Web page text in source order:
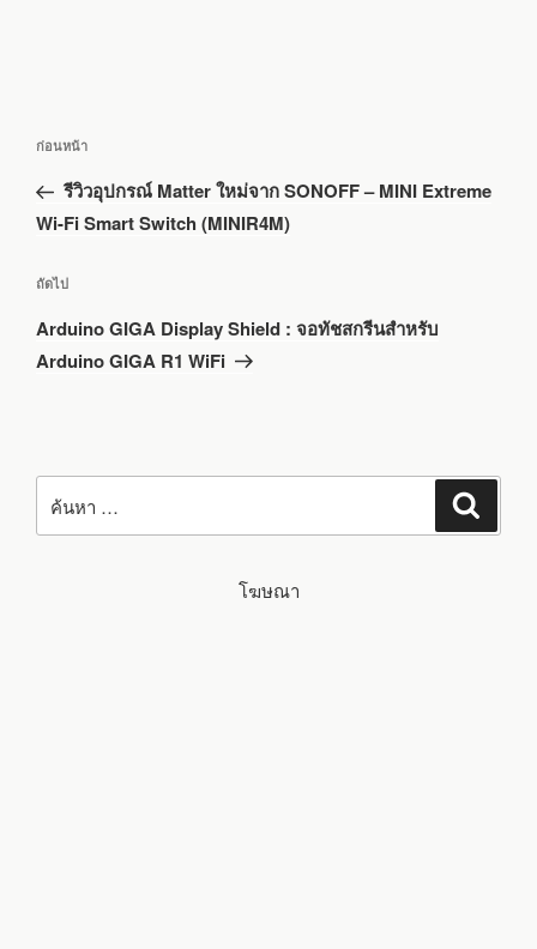
เรื่อง
เรื่อง
ก่อน
ก่อนหน้า
รีวิวอุปกรณ์ Matter ใหม่จาก SONOFF – MINI Extreme
Wi-Fi Smart Switch (MINIR4M)
เรื่อง
ถัดไป
Arduino GIGA Display Shield : จอทัชสกรีนสำหรับ
Arduino GIGA R1 WiFi
ค้นหา:
โฆษณา